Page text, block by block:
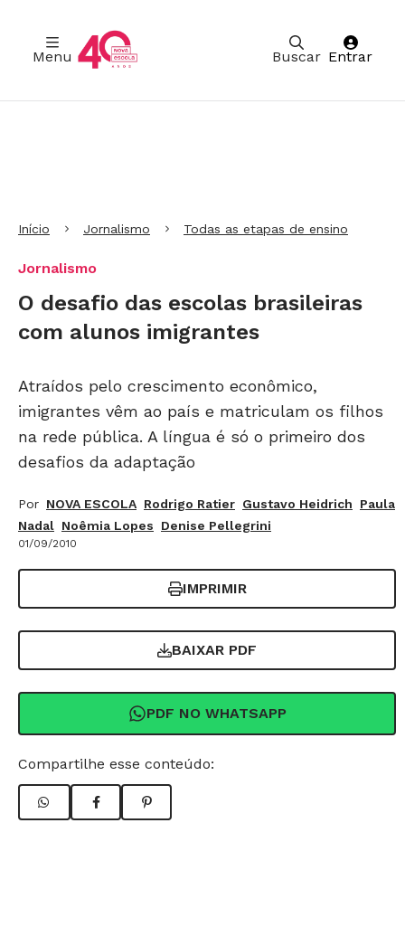
Buscar
Menu Entrar
Início Jornalismo Todas as etapas de ensino
Jornalismo
O desafio das escolas brasileiras
com alunos imigrantes
Atraídos pelo crescimento econômico,
imigrantes vêm ao país e matriculam os filhos
na rede pública. A língua é só o primeiro dos
desafios da adaptação
Por NOVA ESCOLA Rodrigo Ratier Gustavo Heidrich
Paula
Nadal Noêmia Lopes Denise Pellegrini
01/09/2010
IMPRIMIR
BAIXAR PDF
PDF NO WHATSAPP
Compartilhe esse conteúdo: